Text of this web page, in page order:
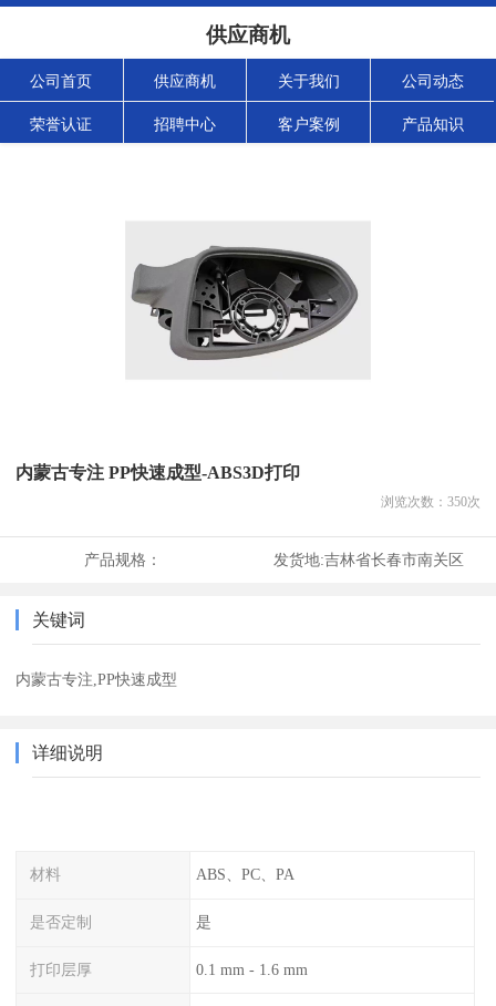
供应商机
公司首页 供应商机 关于我们 公司动态
荣誉认证 招聘中心 客户案例 产品知识
内蒙古专注 PP快速成型-ABS3D打印
浏览次数： 350次
产品规格： 发货地:吉林省长春市南关区
关键词
内蒙古专注,PP快速成型
详细说明
材料 ABS、PC、PA
是否定制 是
打印层厚 0.1 mm - 1.6 mm